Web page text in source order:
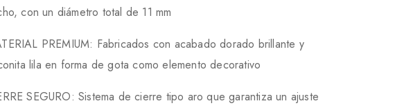
con un diámetro total de 11 mm
PREMIUM: Fabricados con acabado dorado brillante y
lila en forma de gota como elemento decorativo
SEGURO: Sistema de cierre tipo aro que garantiza un ajuste